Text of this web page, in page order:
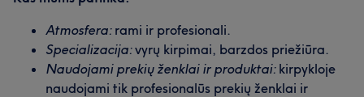
Atmosfera: rami ir profesionali.
Specializacija:vyrų kirpimai, barzdos priežiūra.
Naudojami prekių ženklai ir produktai: kirpykloje
naudojami tik profesionalūs prekių ženklai ir